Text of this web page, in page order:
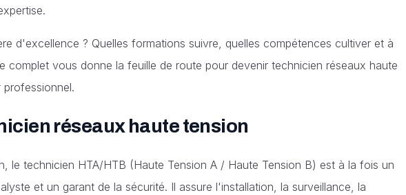
d'excellence ? Quelles formations suivre, quelles compétences cultiver et à
complet vous donne la feuille de route pour devenir technicien réseaux haute
réseaux haute tension
le technicien HTA/HTB (Haute Tension A / Haute Tension B) est à la fois un
et un garant de la sécurité. Il assure l'installation, la surveillance, la